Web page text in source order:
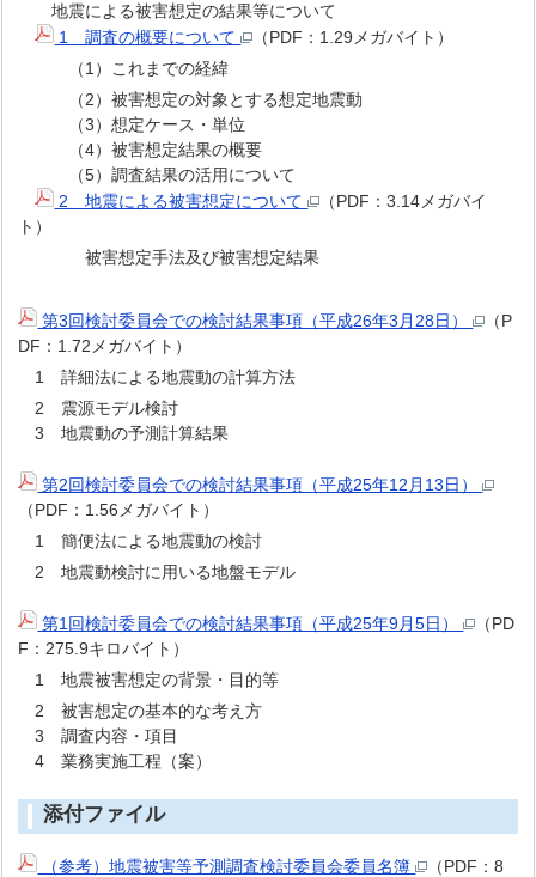
地震による被害想定の結果等について
1 調査の概要について
（PDF：1.29メガバイト）
（1）これまでの経緯
（2）被害想定の対象とする想定地震動
（3）想定ケース・単位
（4）被害想定結果の概要
（5）調査結果の活用について
2 地震による被害想定について
（PDF：3.14メガバイ
ト）
被害想定手法及び被害想定結果
第3回検討委員会での検討結果事項（平成26年3月28日）
（P
DF：1.72メガバイト）
1 詳細法による地震動の計算方法
2 震源モデル検討
3 地震動の予測計算結果
第2回検討委員会での検討結果事項（平成25年12月13日）
（PDF：1.56メガバイト）
1 簡便法による地震動の検討
2 地震動検討に用いる地盤モデル
第1回検討委員会での検討結果事項（平成25年9月5日）
（PD
F：275.9キロバイト）
1 地震被害想定の背景・目的等
2 被害想定の基本的な考え方
3 調査内容・項目
4 業務実施工程（案）
添付ファイル
（参考）地震被害等予測調査検討委員会委員名簿
（PDF：8